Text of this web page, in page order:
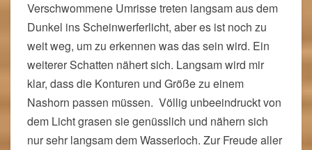
Verschwommene Umrisse treten langsam aus dem
Dunkel ins Scheinwerferlicht, aber es ist noch zu
weit weg, um zu erkennen was das sein wird. Ein
weiterer Schatten nähert sich. Langsam wird mir
klar, dass die Konturen und Größe zu einem
Nashorn passen müssen. Völlig unbeeindruckt von
dem Licht grasen sie genüsslich und nähern sich
nur sehr langsam dem Wasserloch. Zur Freude aller